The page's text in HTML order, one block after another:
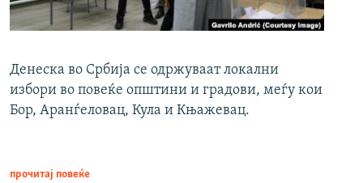
Денеска во Србија се одржуваат локални
избори во повеќе општини и градови, меѓу кои
Бор, Аранѓеловац, Кула и Књажевац.
прочитај повеќе